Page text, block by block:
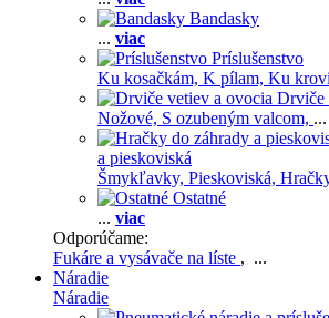
Bandasky
... viac
Príslušenstvo
Ku kosačkám, K pílam, Ku
Drviče
Nožové, S ozubeným valcom, ...
a pieskoviská
Šmykľavky, Pieskoviská,
Ostatné
... viac
Odporúčame:
Fukáre a vysávače na líste , ...
Náradie
Náradie